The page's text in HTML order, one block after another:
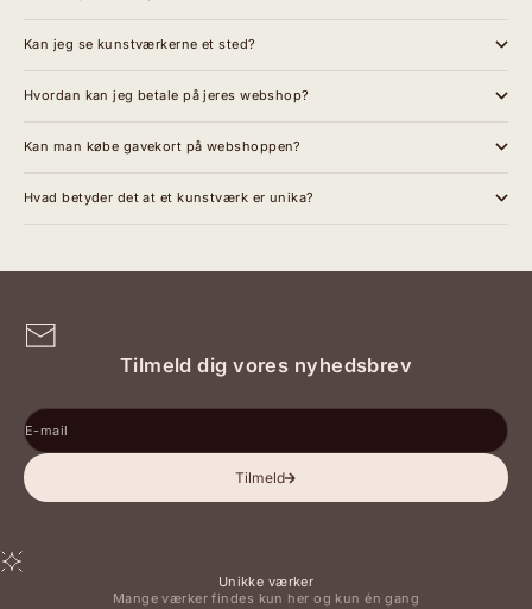
Kan jeg se kunstværkerne et sted?
Hvordan kan jeg betale på jeres webshop?
Kan man købe gavekort på webshoppen?
Hvad betyder det at et kunstværk er unika?
Tilmeld dig vores nyhedsbrev
E-mail
Tilmeld
Unikke værker
Mange værker findes kun her og kun én gang